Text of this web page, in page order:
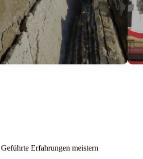
Geführte Erfahrungen meistern